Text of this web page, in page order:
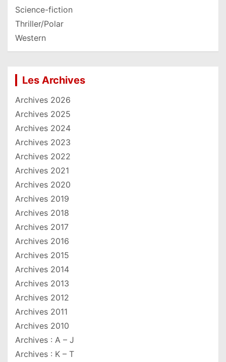
Science-fiction
Thriller/Polar
Western
Les Archives
Archives 2026
Archives 2025
Archives 2024
Archives 2023
Archives 2022
Archives 2021
Archives 2020
Archives 2019
Archives 2018
Archives 2017
Archives 2016
Archives 2015
Archives 2014
Archives 2013
Archives 2012
Archives 2011
Archives 2010
Archives : A – J
Archives : K – T